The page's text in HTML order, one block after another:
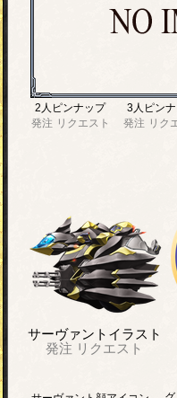
2人ピンナップ
発注 リクエスト
3人ピン
発注 リク
サーヴァントイラスト
発注 リクエスト